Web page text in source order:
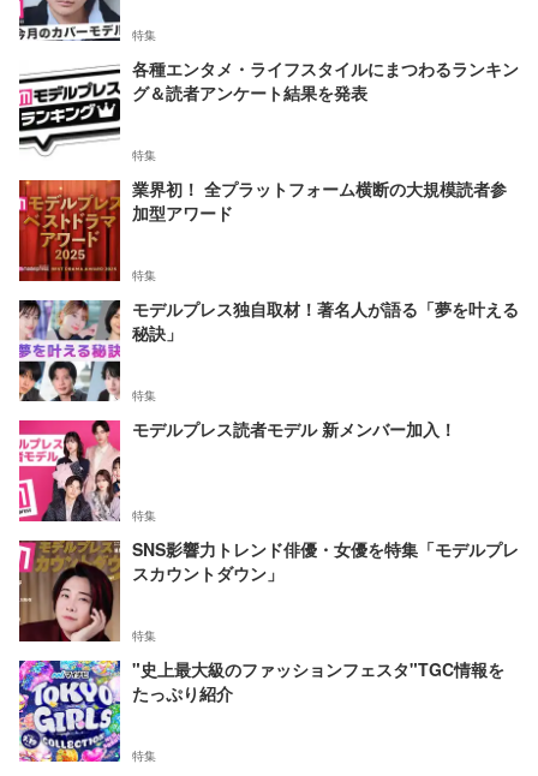
特集
各種エンタメ・ライフスタイルにまつわるランキン
グ＆読者アンケート結果を発表
特集
業界初！ 全プラットフォーム横断の大規模読者参
加型アワード
特集
モデルプレス独自取材！著名人が語る「夢を叶える
秘訣」
特集
モデルプレス読者モデル 新メンバー加入！
特集
SNS影響力トレンド俳優・女優を特集「モデルプレ
スカウントダウン」
特集
"史上最大級のファッションフェスタ"TGC情報を
たっぷり紹介
特集